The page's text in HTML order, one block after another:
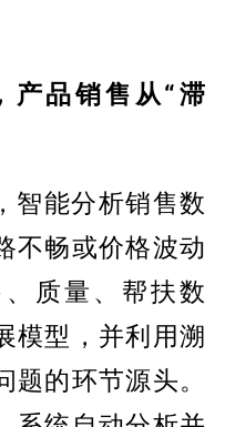
产品销售从“滞
智能分析销售数
不畅或价格波动
质量、帮扶数
模型，并利用溯
的环节源头。